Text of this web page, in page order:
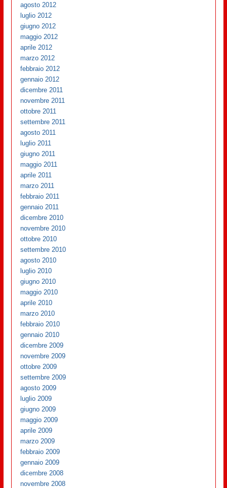
agosto 2012
luglio 2012
giugno 2012
maggio 2012
aprile 2012
marzo 2012
febbraio 2012
gennaio 2012
dicembre 2011
novembre 2011
ottobre 2011
settembre 2011
agosto 2011
luglio 2011
giugno 2011
maggio 2011
aprile 2011
marzo 2011
febbraio 2011
gennaio 2011
dicembre 2010
novembre 2010
ottobre 2010
settembre 2010
agosto 2010
luglio 2010
giugno 2010
maggio 2010
aprile 2010
marzo 2010
febbraio 2010
gennaio 2010
dicembre 2009
novembre 2009
ottobre 2009
settembre 2009
agosto 2009
luglio 2009
giugno 2009
maggio 2009
aprile 2009
marzo 2009
febbraio 2009
gennaio 2009
dicembre 2008
novembre 2008